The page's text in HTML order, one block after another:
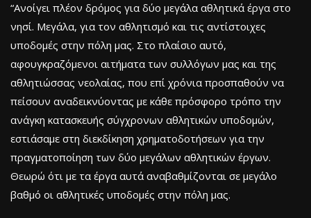
“Ανοίγει πλέον δρόμος για δύο μεγάλα αθλητικά έργα στο
νησί. Μεγάλα, για τον αθλητισμό και τις αντίστοιχες
υποδομές στην πόλη μας. Στο πλαίσιο αυτό,
αφουγκραζόμενοι αιτήματα των συλλόγων μας και της
αθλητιώσσας νεολαίας, που επί χρόνια προσπαθούν να
πείσουν αναδεικνύοντας με κάθε πρόσφορο τρόπο την
ανάγκη κατασκευής σύγχρονων αθλητικών υποδομών,
εστιάσαμε στη διεκδίκηση χρηματοδοτήσεων για την
πραγματοποίηση των δύο μεγάλων αθλητικών έργων.
Θεωρώ ότι με τα έργα αυτά αναβαθμίζονται σε μεγάλο
βαθμό οι αθλητικές υποδομές στην πόλη μας.